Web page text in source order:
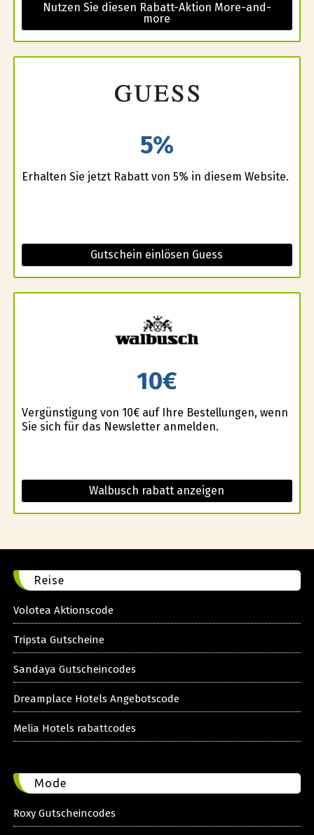
Nutzen Sie diesen Rabatt-Aktion More-and-
more
5%
Erhalten Sie jetzt Rabatt von 5% in diesem Website.
Gutschein einlösen Guess
10€
Vergünstigung von 10€ auf Ihre Bestellungen, wenn
Sie sich für das Newsletter anmelden.
Walbusch rabatt anzeigen
Reise
Volotea Aktionscode
Tripsta Gutscheine
Sandaya Gutscheincodes
Dreamplace Hotels Angebotscode
Melia Hotels rabattcodes
Mode
Roxy Gutscheincodes